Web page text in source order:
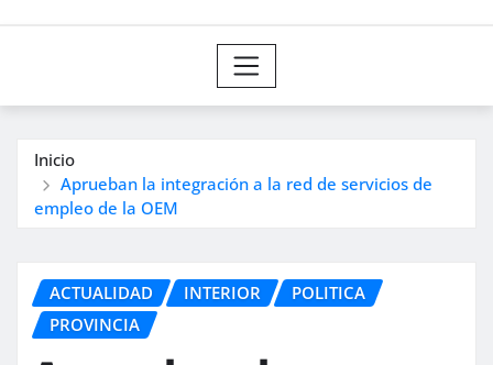
Inicio
Aprueban la integración a la red de servicios de
empleo de la OEM
ACTUALIDAD INTERIOR
POLITICA
PROVINCIA